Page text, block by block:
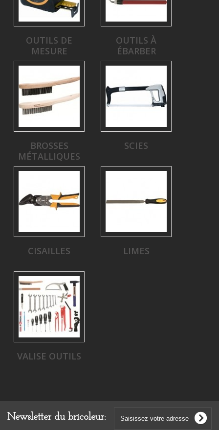
OUTILS DE
MESURE
OUTILS À
ÉBARBER
BROSSES
MÉTALLIQUES
SCIES
CISAILLES LIMES
VALISE OUTILS
Newsletter du bricoleur: